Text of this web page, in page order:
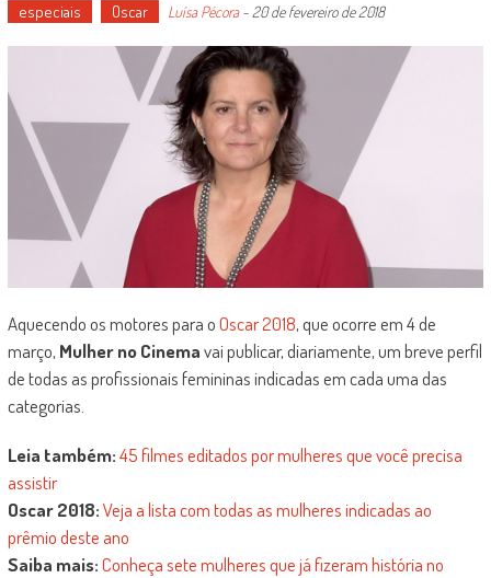
especiais Oscar Luísa Pécora- 20 de fevereiro de 2018
Aquecendo os motores para oOscar 2018, que ocorre em 4 de
março, Mulher no Cinemavai publicar, diariamente, um breve perfil
de todas as profissionais femininas indicadas em cada uma das
categorias.
Leia também:45 filmes editados por mulheres que você precisa
assistir
Oscar 2018:Veja a lista com todas as mulheres indicadas ao
prêmio deste ano
Saiba mais:Conheça sete mulheres que já fizeram história no